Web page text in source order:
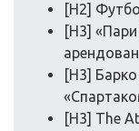
[H2]
[H3]
[H3]
[H3] The